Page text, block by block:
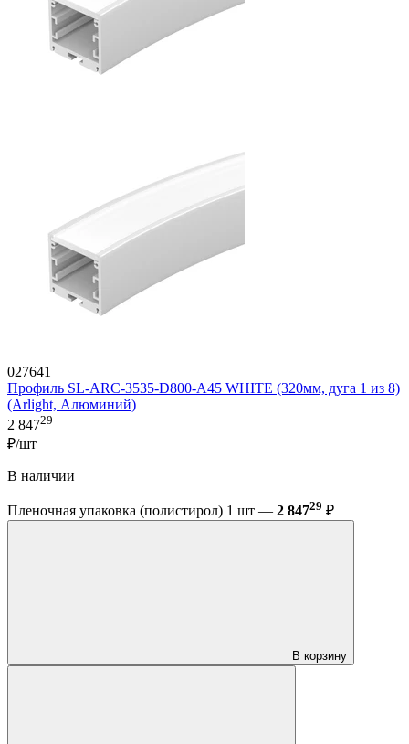
027641
Профиль SL-ARC-3535-D800-A45 WHITE (320мм, дуга 1 из 8)
(Arlight, Алюминий)
2 84729
₽/шт
В наличии
Пленочная упаковка (полистирол) 1 шт — 2 84729 ₽
В корзину